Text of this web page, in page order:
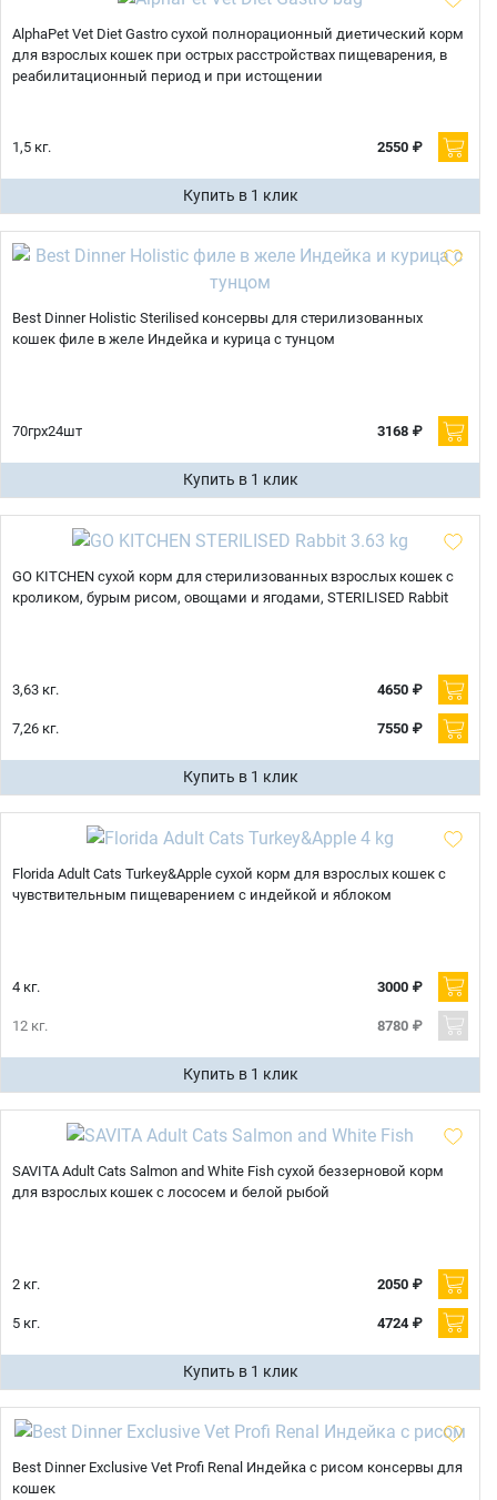
AlphaPet Vet Diet Gastro cухой полнорационный диетический корм
для взрослых кошек при острых расстройствах пищеварения, в
реабилитационный период и при истощении
1,5 кг. 2550 ₽
Купить в 1 клик
Best Dinner Holistic Sterilised консервы для стерилизованных
кошек филе в желе Индейка и курица с тунцом
70грx24шт 3168 ₽
Купить в 1 клик
GO KITCHEN сухой корм для стерилизованных взрослых кошек с
кроликом, бурым рисом, овощами и ягодами, STERILISED Rabbit
3,63 кг. 4650 ₽
7,26 кг. 7550 ₽
Купить в 1 клик
Florida Adult Cats Turkey&Apple сухой корм для взрослых кошек с
чувствительным пищеварением с индейкой и яблоком
4 кг. 3000 ₽
12 кг. 8780 ₽
Купить в 1 клик
SAVITA Adult Cats Salmon and White Fish сухой беззерновой корм
для взрослых кошек с лососем и белой рыбой
2 кг. 2050 ₽
5 кг. 4724 ₽
Купить в 1 клик
Best Dinner Exclusive Vet Profi Renal Индейка с рисом консервы для
кошек